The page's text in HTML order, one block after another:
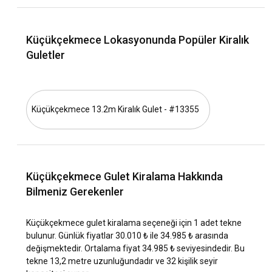
İstanbul genelinde olduğu gibi Küçükçekmece'da da ilkbahar
aylar boyunca ayrıca çeşitli etkinlikler ve festivaller
düzenlenmektedir.
Küçükçekmece lokasyonunda hava ve seyir
koşulları nasıldır?
Küçükçekmece'nin hava durumu genellikle ılıman olup yaz
aylarında oldukça idealdir. Rüzgar ve dalga durumları
koşulları nadiren görülür.
keşfedilir?
Küçükçekmece'da tarihi yapıları, camileri ve müzeleri ziyaret
ederek bölgenin tarihini öğrenebilirsiniz. Ayrıca buradaki
lokantalarda, kafe ve restoranlarda geleneksel Türk
Küçükçekmece Lokasyonunda Popüler Kiralık
Guletler
Küçükçekmece 13.2m Kiralık Gulet - #13355
Küçükçekmece Gulet Kiralama Hakkında
Bilmeniz Gerekenler
Küçükçekmece gulet kiralama seçeneği için 1 adet tekne
bulunur. Günlük fiyatlar 30.010 ₺ ile 34.985 ₺ arasında
değişmektedir. Ortalama fiyat 34.985 ₺ seviyesindedir. Bu
tekne 13,2 metre uzunluğundadır ve 32 kişilik seyir